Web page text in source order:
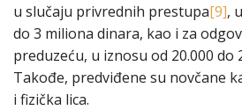
u slučaju privrednih prestupa[9],
do 3 miliona dinara, kao i za
preduzeću, u iznosu od 20.000 do
Takođe, predviđene su novčane
i fizička lica.